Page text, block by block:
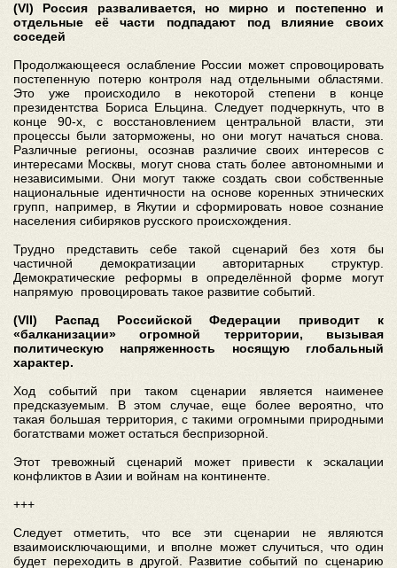
(VI) Россия разваливается, но мирно и постепенно и
отдельные её части подпадают под влияние своих
соседей
Продолжающееся ослабление России может спровоцировать
постепенную потерю контроля над отдельными областями.
Это уже происходило в некоторой степени в конце
президентства Бориса Ельцина. Следует подчеркнуть, что в
конце 90-х, с восстановлением центральной власти, эти
процессы были заторможены, но они могут начаться снова.
Различные регионы, осознав различие своих интересов с
интересами Москвы, могут снова стать более автономными и
независимыми. Они могут также создать свои собственные
национальные идентичности на основе коренных этнических
групп, например, в Якутии и сформировать новое сознание
населения сибиряков русского происхождения.
Трудно представить себе такой сценарий без хотя бы
частичной демократизации авторитарных структур.
Демократические реформы в определённой форме могут
напрямую провоцировать такое развитие событий.
(VII) Распад Российской Федерации приводит к
«балканизации» огромной территории, вызывая
политическую напряженность носящую глобальный
характер.
Ход событий при таком сценарии является наименее
предсказуемым. В этом случае, еще более вероятно, что
такая большая территория, с такими огромными природными
богатствами может остаться беспризорной.
Этот тревожный сценарий может привести к эскалации
конфликтов в Азии и войнам на континенте.
+++
Следует отметить, что все эти сценарии не являются
взаимоисключающими, и вполне может случиться, что один
будет переходить в другой. Развитие событий по сценарию